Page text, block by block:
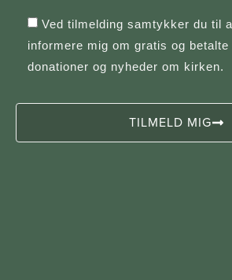
Ved tilmelding samtykker du til
informere mig om gratis og
donationer og nyheder om kirken.
TILMELD MIG